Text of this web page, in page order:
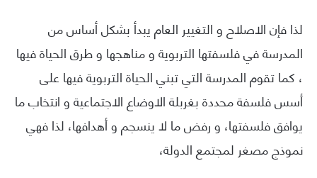
لذا فإن الاصلاح و التغيير العام يبدأ بشكل أساس من
المدرسة في فلسفتها التربوية و مناهجها و طرق الحياة فيها
، كما تقوم المدرسة التي تبني الحياة التربوية فيها على
أسس فلسفة محددة بغربلة الاوضاع الاجتماعية و انتخاب ما
يوافق فلسفتها، و رفض ما لا ينسجم و أهدافها، لذا فهي
نموذج مصغر لمجتمع الدولة،